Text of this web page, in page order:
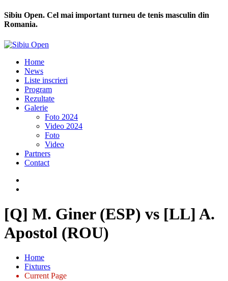
Sibiu Open. Cel mai important turneu de tenis masculin din
Romania.
Home
News
Liste inscrieri
Program
Rezultate
Galerie
Foto 2024
Video 2024
Foto
Video
Partners
Contact
[Q] M. Giner (ESP) vs [LL] A.
Apostol (ROU)
Home
Fixtures
Current Page